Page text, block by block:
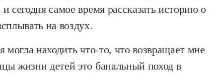
сегодня самое время рассказать историю о
на воздух.
могла находить что-то, что возвращает мне
жизни детей это банальный поход в